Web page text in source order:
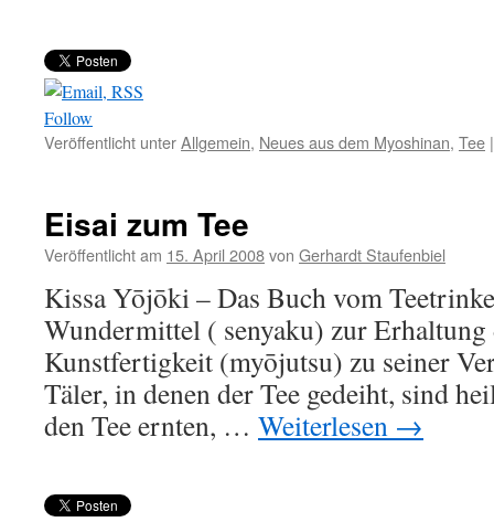
Follow
Veröffentlicht unterAllgemein, Neues aus dem Myoshinan, Tee |
Eisai zum Tee
Veröffentlicht am 15. April 2008von Gerhardt Staufenbiel
Kissa Yōjōki – Das Buch vom
Wundermittel ( senyaku) zur Erhaltung
Kunstfertigkeit (myōjutsu) zu seiner
Täler, in denen der Tee gedeiht, sind
den Tee ernten, … Weiterlesen →